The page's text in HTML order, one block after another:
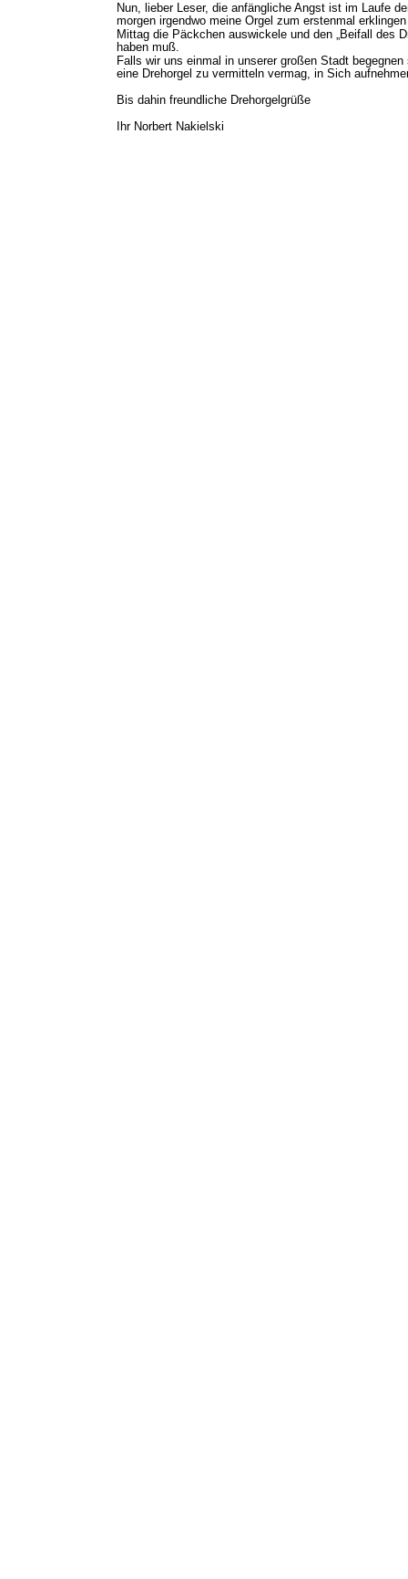
Nun, lieber Leser, die anfängliche Angst ist im Laufe
morgen irgendwo meine Orgel zum erstenmal
Mittag die Päckchen auswickele und den „Beifall des
haben muß.
Falls wir uns einmal in unserer großen Stadt
eine Drehorgel zu vermitteln vermag, in Sich
Bis dahin freundliche Drehorgelgrüße
Ihr Norbert Nakielski